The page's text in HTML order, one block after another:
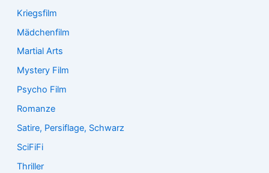
Kriegsfilm
Mädchenfilm
Martial Arts
Mystery Film
Psycho Film
Romanze
Satire, Persiflage, Schwarz
SciFiFi
Thriller